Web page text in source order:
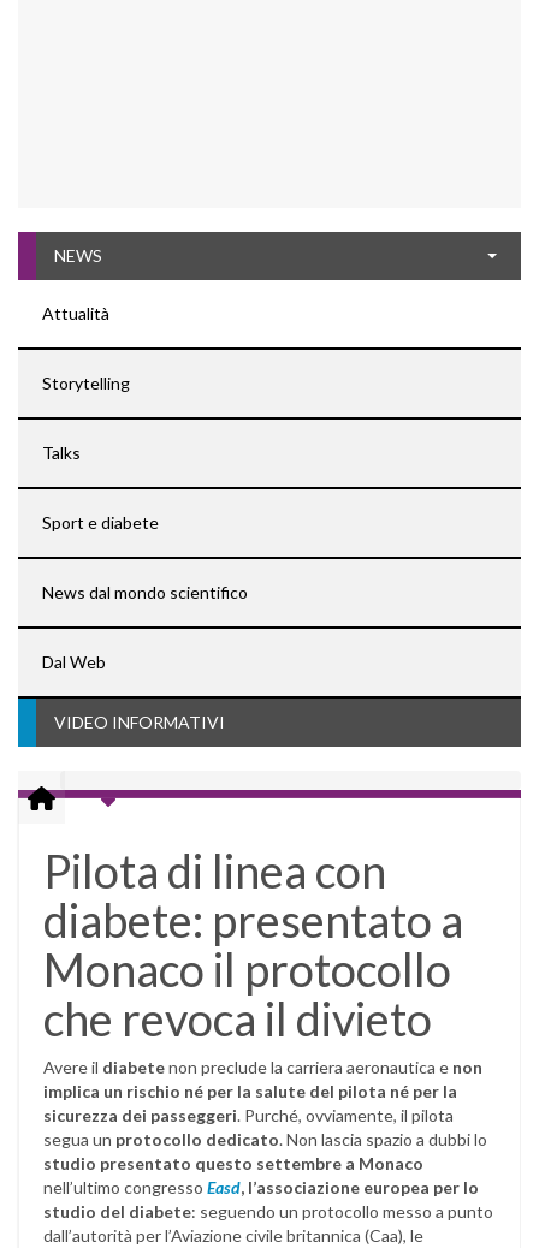
NEWS
Attualità
Storytelling
Talks
Sport e diabete
News dal mondo scientifico
Dal Web
VIDEO INFORMATIVI
Pilota di linea con
diabete: presentato a
Monaco il protocollo
che revoca il divieto
Avere il diabetenon preclude la carriera aeronautica e non
implica un rischio né per la salute del pilota né per la
sicurezza dei passeggeri. Purché, ovviamente, il pilota
segua un protocollo dedicato. Non lascia spazio a dubbi lo
studio presentato questo settembre a Monaco
nell’ultimo congresso Easd, l’associazione europea per lo
studio del diabete: seguendo un protocollo messo a punto
dall’autorità per l’Aviazione civile britannica (Caa), le